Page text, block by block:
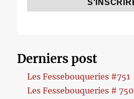
Derniers post
Les Fessebouqueries #751
Les Fessebouqueries # 750